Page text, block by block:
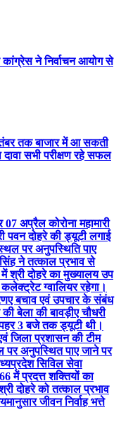
ने निर्वाचन आयोग से
तक बाजार में आ सकती
दावा सभी परीक्षण रहे सफल
07 अप्रैल कोरोना महामारी
पवन दोहरे की ड्यूटी लगाई
पर अनुपस्थिति पाए
ने तत्काल प्रभाव से
श्री दोहरे का मुख्यालय उप
कलेक्ट्रेट ग्वालियर रहेगा।
बचाव एवं उपचार के संबंध
बेला की बावड़ीए चौधरी
3 बजे तक ड्यूटी थी।
जिला प्रशासन की टीम
पर अनुपस्थित पाए जाने पर
सिविल सेवा
में प्रदत्त शक्तियों का
दोहरे को तत्काल प्रभाव
जीवन निर्वाह भत्ते